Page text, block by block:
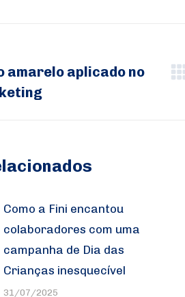
amarelo aplicado no
Como a Fini encantou
colaboradores com uma
campanha de Dia das
Crianças inesquecível
31/07/2025